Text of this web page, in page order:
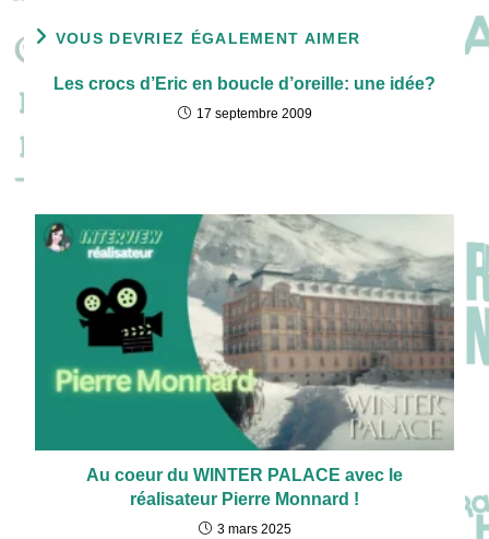
VOUS DEVRIEZ ÉGALEMENT AIMER
Les crocs d’Eric en boucle d’oreille: une idée?
17 septembre 2009
Au coeur du WINTER PALACE avec le
réalisateur Pierre Monnard !
3 mars 2025